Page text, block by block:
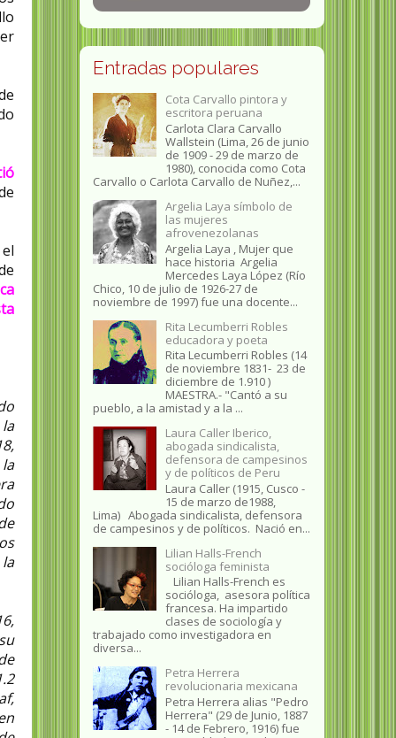
Entradas populares
Cota Carvallo pintora y
escritora peruana
Carlota Clara Carvallo
Wallstein (Lima, 26 de junio
de 1909 - 29 de marzo de
1980), conocida como Cota
Carvallo o Carlota Carvallo de Nuñez,...
Argelia Laya símbolo de
las mujeres
afrovenezolanas
Argelia Laya , Mujer que
hace historia Argelia
Mercedes Laya López (Río
Chico, 10 de julio de 1926-27 de
noviembre de 1997) fue una docente...
Rita Lecumberri Robles
educadora y poeta
Rita Lecumberri Robles (14
de noviembre 1831- 23 de
diciembre de 1.910 )
MAESTRA.- "Cantó a su
pueblo, a la amistad y a la ...
Laura Caller Iberico,
abogada sindicalista,
defensora de campesinos
y de políticos de Peru
Laura Caller (1915, Cusco -
15 de marzo de1988,
Lima) Abogada sindicalista, defensora
de campesinos y de políticos. Nació en...
Lilian Halls-French
socióloga feminista
Lilian Halls-French es
socióloga, asesora política
francesa. Ha impartido
clases de sociología y
trabajado como investigadora en
diversa...
Petra Herrera
revolucionaria mexicana
Petra Herrera alias "Pedro
Herrera" (29 de Junio, 1887
- 14 de Febrero, 1916) fue